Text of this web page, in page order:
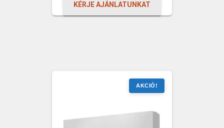
062
1
KÉRJE AJÁNLATUNKAT